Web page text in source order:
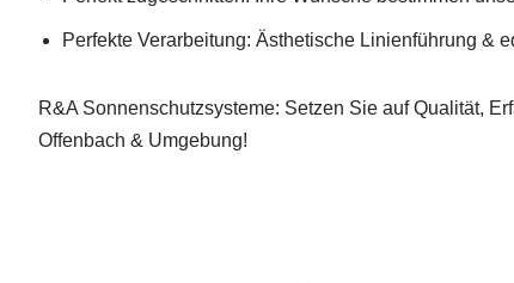
Perfekte Verarbeitung: Ästhetische Linienführung &
R&A Sonnenschutzsysteme: Setzen Sie auf Qualität,
Offenbach & Umgebung!